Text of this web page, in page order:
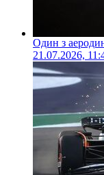
Один з
21.07.2026,